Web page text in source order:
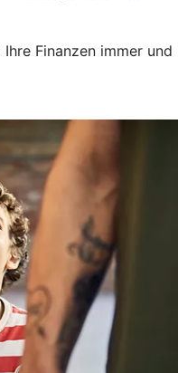
Finanzen immer und